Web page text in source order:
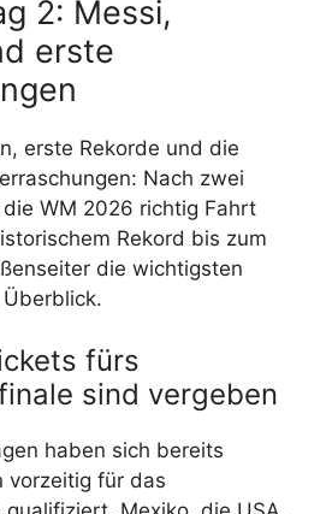
2: Messi,
erste
erste Rekorde und die
Nach zwei
WM 2026 richtig Fahrt
Rekord bis zum
die wichtigsten
fürs
sind vergeben
haben sich bereits
vorzeitig für das